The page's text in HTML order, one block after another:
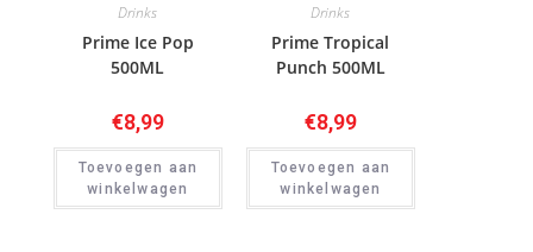
Drinks
Prime Ice Pop
500ML
€8,99
Toevoegen aan
winkelwagen
Drinks
Prime Tropical
Punch 500ML
€8,99
Toevoegen aan
winkelwagen